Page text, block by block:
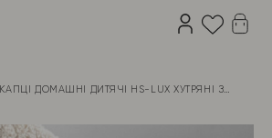
КАПЦІ ДОМАШНІ ДИТЯЧІ HS-LUX ХУТРЯНI З